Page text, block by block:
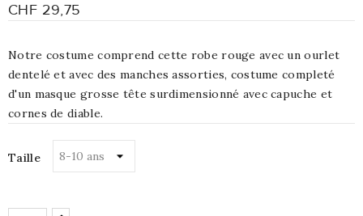
CHF 29,75
Notre costume comprend cette robe rouge avec un ourlet
dentelé et avec des manches assorties, costume completé
d'un masque grosse tête surdimensionné avec capuche et
cornes de diable.
Taille